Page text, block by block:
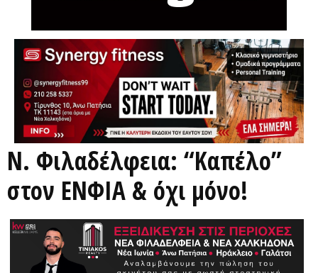
Ν. Φιλαδέλφεια: “Καπέλο”
στον ΕΝΦΙΑ & όχι μόνο!